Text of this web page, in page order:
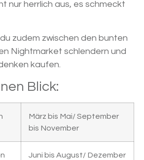
nur herrlich aus, es schmeckt
zudem zwischen den bunten
Nightmarket schlendern und
kaufen.
Blick:
März bis Mai/ September
bis November
Juni bis August/ Dezember